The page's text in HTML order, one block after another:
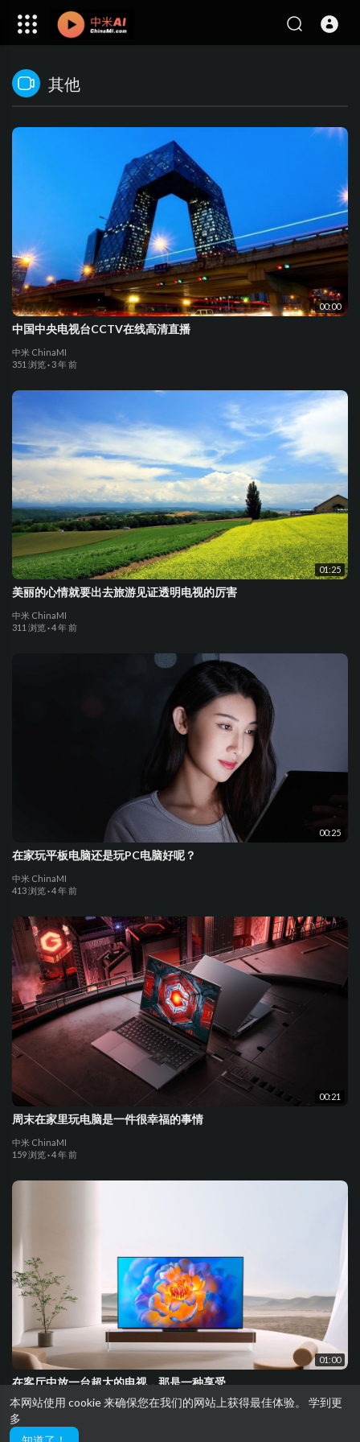
本网站使用 cookie 来确保您在我们的网站上获得最佳体验。 学到更
多
其他
00:00
中国中央电视台CCTV在线高清直播
中米 ChinaMI
351 浏览· 3 年 前
01:25
美丽的心情就要出去旅游见证透明电视的厉害
中米 ChinaMI
311 浏览·4 年 前
00:25
在家玩平板电脑还是玩PC电脑好呢？
中米 ChinaMI
413 浏览·4 年 前
00:21
周末在家里玩电脑是一件很幸福的事情
中米 ChinaMI
159 浏览·4 年 前
01:00
在客厅中放一台超大的电视，那是一种享受
中米 ChinaMI
126 浏览